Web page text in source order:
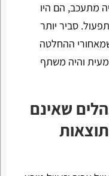
מתעכב, הם היו
סביר יותר
ההחלטה
והיה משתף
שאינם